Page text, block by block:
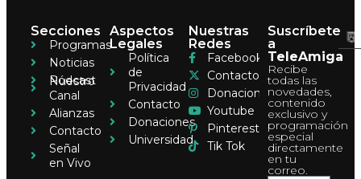
Secciones
Programas
Noticias
Pódcast
Nuestro
Canal
Alianzas
Contacto
Señal
en Vivo
Aspectos
Legales
Política
de
Privacidad
Contacto
Donaciones
Universidad
Nuestras
Redes
Facebook
Contacto
Donaciones
Youtube
Pinterest
Tik Tok
Suscríbete
a
TeleAmiga
Recibe
todas las
novedades,
contenido
exclusivo y
programación
especial
directamente
en tu
correo.